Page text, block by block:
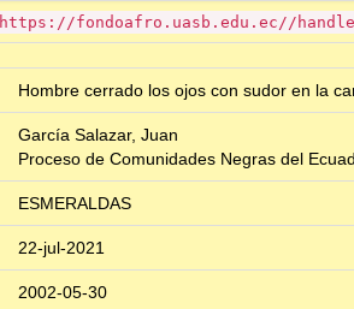
https://fondoafro.uasb.edu.ec//
Hombre cerrado los ojos con sudor en la
García Salazar, Juan
Proceso de Comunidades Negras del
ESMERALDAS
22-jul-2021
2002-05-30